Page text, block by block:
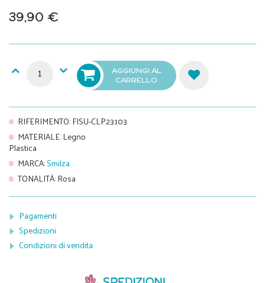
39,90 €
AGGIUNGI AL
CARRELLO
RIFERIMENTO:FISU-CLP23103
MATERIALE:Legno
Plastica
MARCA:Smilza
TONALITÀ:Rosa
Pagamenti
Spedizioni
Condizioni di vendita